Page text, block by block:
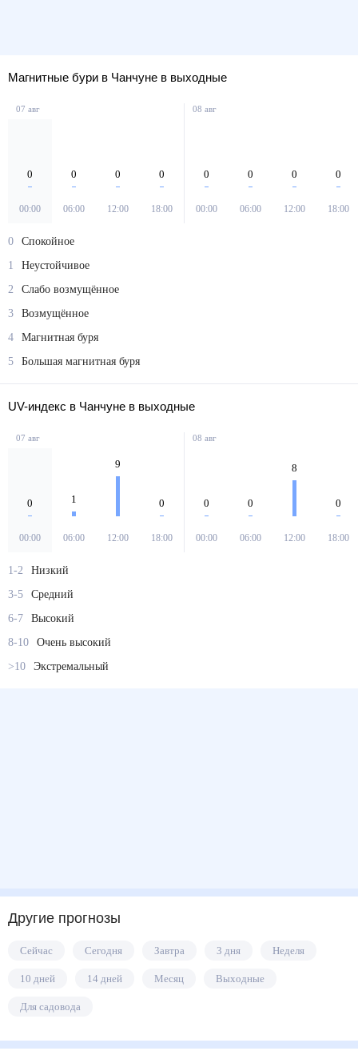
Магнитные бури в Чанчуне в выходные
07 авг
0
00:00
0
06:00
0
12:00
0
18:00
08 авг
0
00:00
0
06:00
0
12:00
0
18:00
0
Спокойное
1
Неустойчивое
2
Слабо возмущённое
3
Возмущённое
4
Магнитная буря
5
Большая магнитная буря
UV-индекс в Чанчуне в выходные
07 авг
0
00:00
1
06:00
9
12:00
0
18:00
08 авг
0
00:00
0
06:00
8
12:00
0
18:00
1-2
Низкий
3-5
Средний
6-7
Высокий
8-10
Очень высокий
>10
Экстремальный
Другие прогнозы
Сейчас Сегодня Завтра 3 дня Неделя
10 дней 14 дней Месяц Выходные
Для садовода